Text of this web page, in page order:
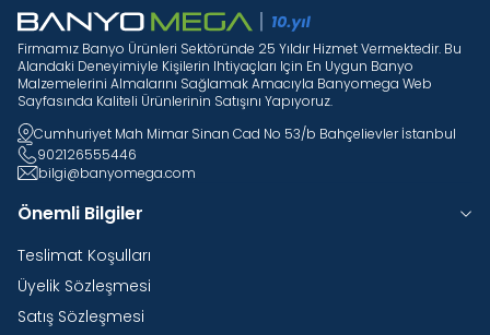
Firmamız Banyo Ürünleri Sektöründe 25 Yıldır Hizmet Vermektedir. Bu
Alandaki Deneyimiyle Kişilerin Ihtiyaçları Için En Uygun Banyo
Malzemelerini Almalarını Sağlamak Amacıyla Banyomega Web
Sayfasında Kaliteli Ürünlerinin Satışını Yapıyoruz.
Cumhuriyet Mah Mimar Sinan Cad No 53/b Bahçelievler İstanbul
902126555446
bilgi@banyomega.com
Önemli Bilgiler
Teslimat Koşulları
Üyelik Sözleşmesi
Satış Sözleşmesi